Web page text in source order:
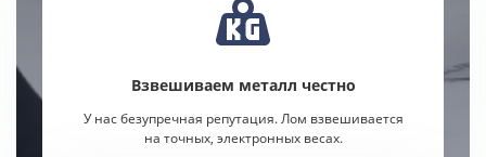
Взвешиваем металл честно
У нас безупречная репутация. Лом взвешивается
на точных, электронных весах.